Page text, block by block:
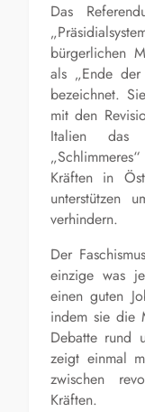
Das
bürgerlichen
als „Ende der
bezeichnet.
mit den
Italien das
Kräften in
unterstützen
verhindern.
Der
einzige was
einen guten
indem sie die
Debatte rund
zeigt einmal
zwischen
Kräften.